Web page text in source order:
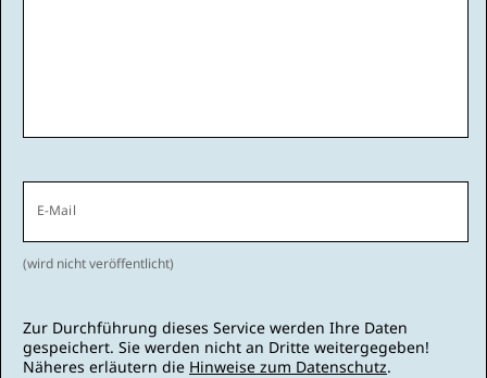
E-Mail
(wird nicht veröffentlicht)
Zur Durchführung dieses Service werden Ihre Daten
gespeichert. Sie werden nicht an Dritte weitergegeben!
Näheres erläutern die Hinweise zum Datenschutz.